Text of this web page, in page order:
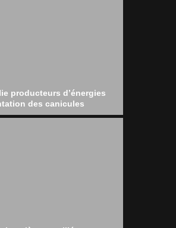
producteurs d’énergies
des canicules